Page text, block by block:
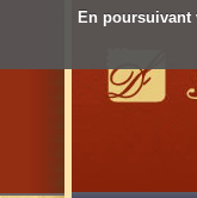
En poursuivant